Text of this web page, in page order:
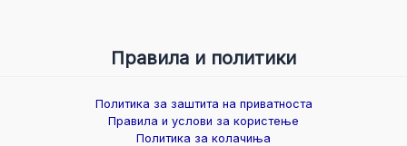
Правила и политики
Политика за заштита на приватноста
Правила и услови за користење
Политика за колачиња